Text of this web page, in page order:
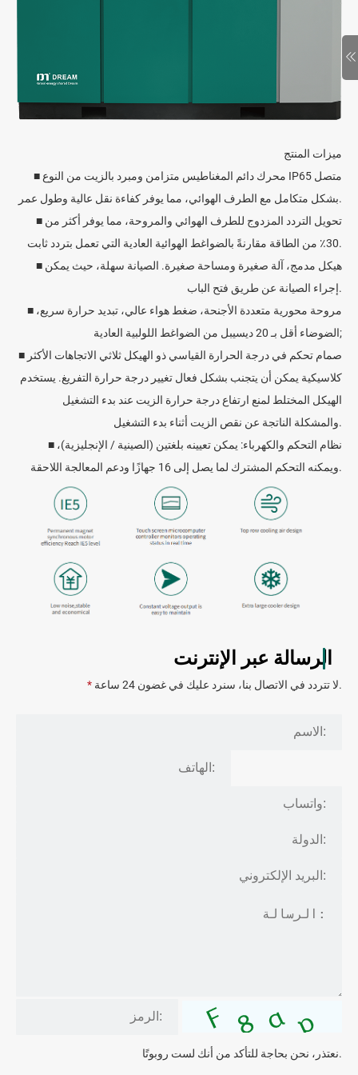
ميزات المنتج
■ محرك دائم المغناطيس متزامن ومبرد بالزيت من النوع IP65 متصل
بشكل متكامل مع الطرف الهوائي، مما يوفر كفاءة نقل عالية وطول عمر.
■ تحويل التردد المزدوج للطرف الهوائي والمروحة، مما يوفر أكثر من
30٪ من الطاقة مقارنةً بالضواغط الهوائية العادية التي تعمل بتردد ثابت.
■ هيكل مدمج، آلة صغيرة ومساحة صغيرة. الصيانة سهلة، حيث يمكن
إجراء الصيانة عن طريق فتح الباب.
■ مروحة محورية متعددة الأجنحة، ضغط هواء عالي، تبديد حرارة سريع،
الضوضاء أقل بـ 20 ديسيبل من الضواغط اللولبية العادية;
■ صمام تحكم في درجة الحرارة القياسي ذو الهيكل ثلاثي الاتجاهات الأكثر
كلاسيكية يمكن أن يتجنب بشكل فعال تغيير درجة حرارة التفريغ. يستخدم
الهيكل المختلط لمنع ارتفاع درجة حرارة الزيت عند بدء التشغيل
والمشكلة الناتجة عن نقص الزيت أثناء بدء التشغيل.
■ نظام التحكم والكهرباء: يمكن تعيينه بلغتين (الصينية / الإنجليزية)،
ويمكنه التحكم المشترك لما يصل إلى 16 جهازًا ودعم المعالجة اللاحقة.
الرسالة عبر الإنترنت
* لا تتردد في الاتصال بنا، سنرد عليك في غضون 24 ساعة.
نعتذر، نحن بحاجة للتأكد من أنك لست روبوتًا.